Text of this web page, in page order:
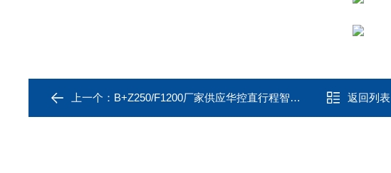
上一个： B+Z250/F1200厂家供应华控直行程智能调节阀门控制器 返回列表